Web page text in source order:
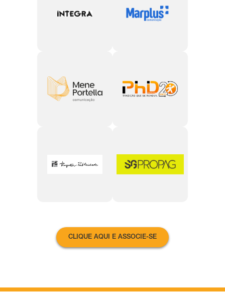
CLIQUE AQUI E ASSOCIE-SE